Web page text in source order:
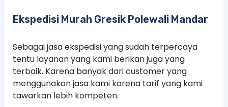
Ekspedisi Murah Gresik Polewali Mandar
Sebagai jasa ekspedisi yang sudah terpercaya
tentu layanan yang kami berikan juga yang
terbaik. Karena banyak dari customer yang
menggunakan jasa kami karena tarif yang kami
tawarkan lebih kompeten.